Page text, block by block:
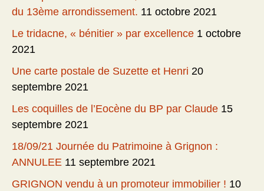
du 13ème arrondissement. 11 octobre 2021
Le tridacne, « bénitier » par excellence 1 octobre
2021
Une carte postale de Suzette et Henri 20
septembre 2021
Les coquilles de l’Eocène du BP par Claude 15
septembre 2021
18/09/21 Journée du Patrimoine à Grignon :
ANNULEE 11 septembre 2021
GRIGNON vendu à un promoteur immobilier ! 10